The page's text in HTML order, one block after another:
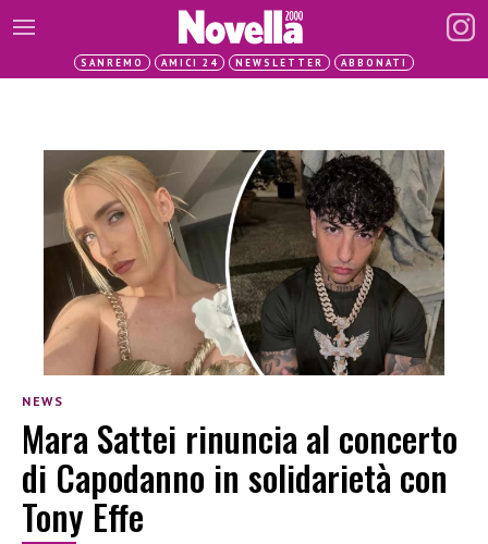
SANREMO AMICI 24 NEWSLETTER ABBONATI
NEWS
Mara Sattei rinuncia al concerto
di Capodanno in solidarietà con
Tony Effe